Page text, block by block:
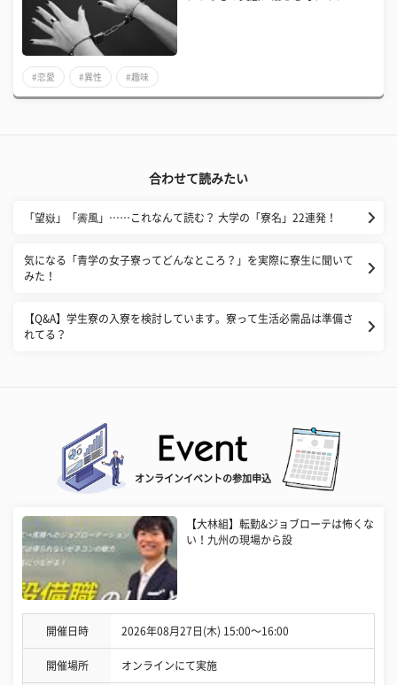
#恋愛 #異性 #趣味
合わせて読みたい
「望嶽」「霽風」……これなんて読む？ 大学の「寮名」22連発！
気になる「青学の女子寮ってどんなところ？」を実際に寮生に聞いて
みた！
【Q&A】学生寮の入寮を検討しています。寮って生活必需品は準備さ
れてる？
オンラインイベントの参加申込
【大林組】転勤&ジョブローテは怖くな
い！九州の現場から設
開催日時 2026年08月27日(木) 15:00〜16:00
開催場所 オンラインにて実施